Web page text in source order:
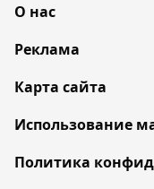
О нас
Реклама
Карта сайта
Использование
Политика